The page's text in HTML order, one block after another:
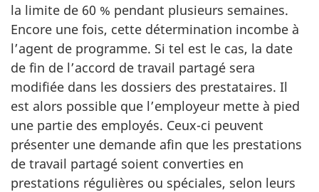
la limite de 60 % pendant plusieurs semaines.
Encore une fois, cette détermination incombe à
l’agent de programme. Si tel est le cas, la date
de fin de l’accord de travail partagé sera
modifiée dans les dossiers des prestataires. Il
est alors possible que l’employeur mette à pied
une partie des employés. Ceux-ci peuvent
présenter une demande afin que les prestations
de travail partagé soient converties en
prestations régulières ou spéciales, selon leurs